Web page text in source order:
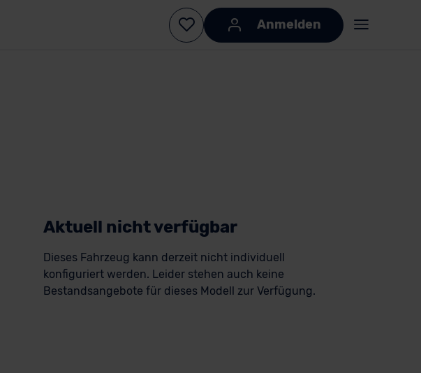
Anmelden
Aktuell nicht verfügbar
Dieses Fahrzeug kann derzeit nicht individuell
konfiguriert werden. Leider stehen auch keine
Bestandsangebote für dieses Modell zur Verfügung.